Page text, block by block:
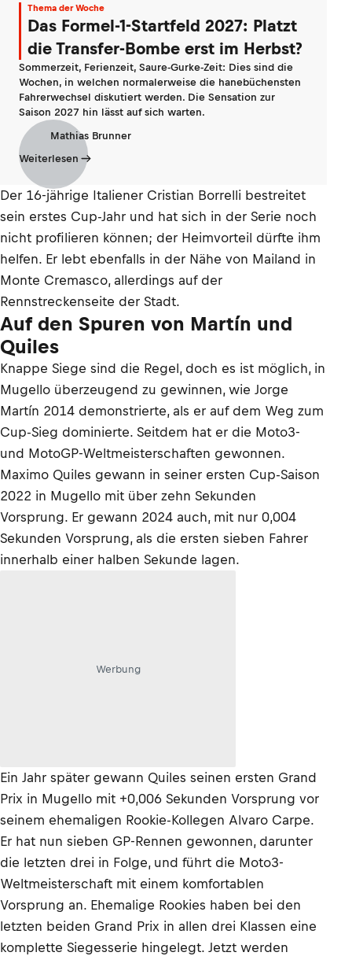
Thema der Woche
Das Formel-1-Startfeld 2027: Platzt
die Transfer-Bombe erst im Herbst?
Sommerzeit, Ferienzeit, Saure-Gurke-Zeit: Dies sind die
Wochen, in welchen normalerweise die hanebüchensten
Fahrerwechsel diskutiert werden. Die Sensation zur
Saison 2027 hin lässt auf sich warten.
Mathias Brunner
Weiterlesen
Der 16-jährige Italiener Cristian Borrelli bestreitet
sein erstes Cup-Jahr und hat sich in der Serie noch
nicht profilieren können; der Heimvorteil dürfte ihm
helfen. Er lebt ebenfalls in der Nähe von Mailand in
Monte Cremasco, allerdings auf der
Rennstreckenseite der Stadt.
Auf den Spuren von Martín und
Quiles
Knappe Siege sind die Regel, doch es ist möglich, in
Mugello überzeugend zu gewinnen, wie Jorge
Martín 2014 demonstrierte, als er auf dem Weg zum
Cup-Sieg dominierte. Seitdem hat er die Moto3-
und MotoGP-Weltmeisterschaften gewonnen.
Maximo Quiles gewann in seiner ersten Cup-Saison
2022 in Mugello mit über zehn Sekunden
Vorsprung. Er gewann 2024 auch, mit nur 0,004
Sekunden Vorsprung, als die ersten sieben Fahrer
innerhalb einer halben Sekunde lagen.
Werbung
Ein Jahr später gewann Quiles seinen ersten Grand
Prix in Mugello mit +0,006 Sekunden Vorsprung vor
seinem ehemaligen Rookie-Kollegen Alvaro Carpe.
Er hat nun sieben GP-Rennen gewonnen, darunter
die letzten drei in Folge, und führt die Moto3-
Weltmeisterschaft mit einem komfortablen
Vorsprung an. Ehemalige Rookies haben bei den
letzten beiden Grand Prix in allen drei Klassen eine
komplette Siegesserie hingelegt. Jetzt werden